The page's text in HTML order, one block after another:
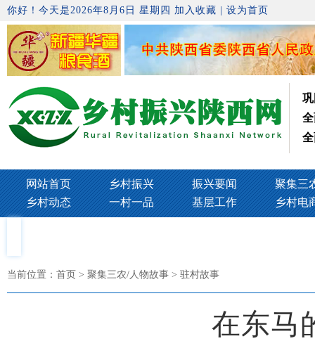
你好！今天是2026年8月6日 星期四 加入收藏 设为首页
网站首页 乡村振兴 振兴要闻
聚集三
乡村动态
一村一品 基层工作 乡村电
当前位置： 首页> 聚集三农/人物故事 > 驻村故事
在东马